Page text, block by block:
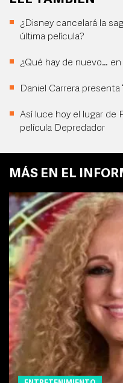
¿Disney cancelará la
última película?
¿Qué hay de nuevo… en
Daniel Carrera presenta
Así luce hoy el lugar de
película Depredador
MÁS EN EL